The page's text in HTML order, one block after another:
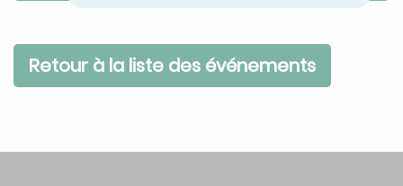
Retour à la liste des événements